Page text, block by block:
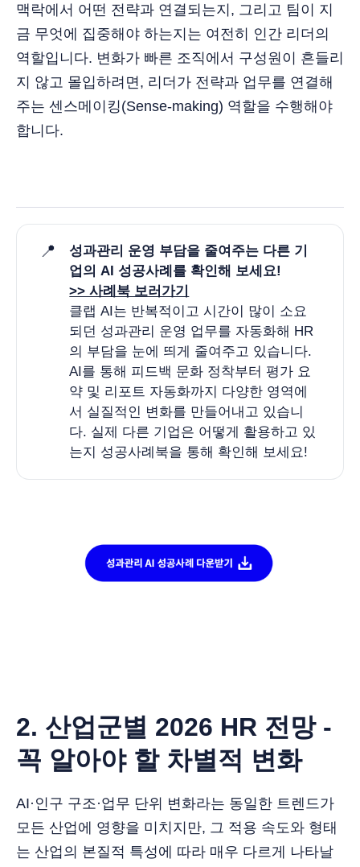
맥락에서 어떤 전략과 연결되는지, 그리고 팀이 지
금 무엇에 집중해야 하는지는 여전히 인간 리더의
역할입니다. 변화가 빠른 조직에서 구성원이 흔들리
지 않고 몰입하려면, 리더가 전략과 업무를 연결해
주는 센스메이킹(Sense-making) 역할을 수행해야
합니다.
📍
성과관리 운영 부담을 줄여주는 다른 기
업의 AI 성공사례를 확인해 보세요!
>> 사례북 보러가기
클랩 AI는 반복적이고 시간이 많이 소요
되던 성과관리 운영 업무를 자동화해 HR
의 부담을 눈에 띄게 줄여주고 있습니다.
AI를 통해 피드백 문화 정착부터 평가 요
약 및 리포트 자동화까지 다양한 영역에
서 실질적인 변화를 만들어내고 있습니
다. 실제 다른 기업은 어떻게 활용하고 있
는지 성공사례북을 통해 확인해 보세요!
2. 산업군별 2026 HR 전망 -
꼭 알아야 할 차별적 변화
AI·인구 구조·업무 단위 변화라는 동일한 트렌드가
모든 산업에 영향을 미치지만, 그 적용 속도와 형태
는 산업의 본질적 특성에 따라 매우 다르게 나타날